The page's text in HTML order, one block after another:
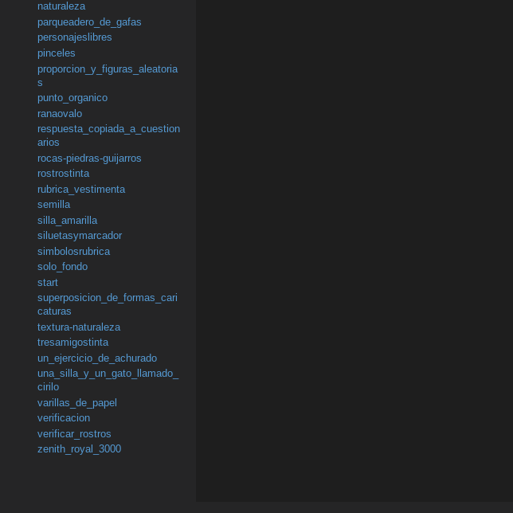
naturaleza
parqueadero_de_gafas
personajeslibres
pinceles
proporcion_y_figuras_aleatoria
s
punto_organico
ranaovalo
respuesta_copiada_a_cuestion
arios
rocas-piedras-guijarros
rostrostinta
rubrica_vestimenta
semilla
silla_amarilla
siluetasymarcador
simbolosrubrica
solo_fondo
start
superposicion_de_formas_cari
caturas
textura-naturaleza
tresamigostinta
un_ejercicio_de_achurado
una_silla_y_un_gato_llamado_
cirilo
varillas_de_papel
verificacion
verificar_rostros
zenith_royal_3000